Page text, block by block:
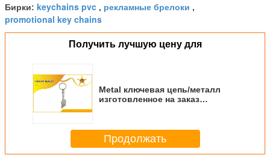
Бирки: keychains pvc , рекламные брелоки ,
promotional key chains
Получить лучшую цену для
Metal ключевая цепь/металл
изготовленное на заказ
Продолжать